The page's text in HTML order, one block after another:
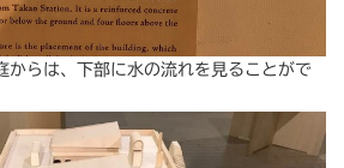
からは、下部に水の流れを見ることがで